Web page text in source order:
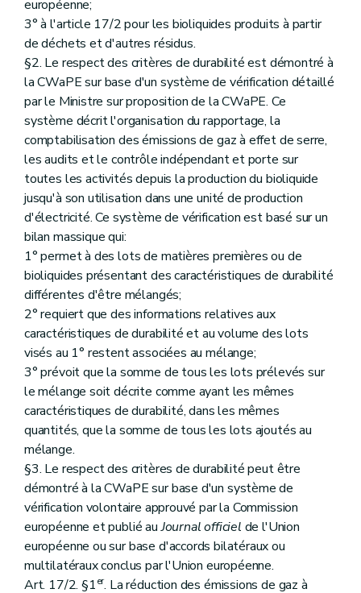
européenne;
3° à l'article 17/2 pour les bioliquides produits à partir
de déchets et d'autres résidus.
§2. Le respect des critères de durabilité est démontré à
la CWaPE sur base d'un système de vérification détaillé
par le Ministre sur proposition de la CWaPE. Ce
système décrit l'organisation du rapportage, la
comptabilisation des émissions de gaz à effet de serre,
les audits et le contrôle indépendant et porte sur
toutes les activités depuis la production du bioliquide
jusqu'à son utilisation dans une unité de production
d'électricité. Ce système de vérification est basé sur un
bilan massique qui:
1° permet à des lots de matières premières ou de
bioliquides présentant des caractéristiques de durabilité
différentes d'être mélangés;
2° requiert que des informations relatives aux
caractéristiques de durabilité et au volume des lots
visés au 1° restent associées au mélange;
3° prévoit que la somme de tous les lots prélevés sur
le mélange soit décrite comme ayant les mêmes
caractéristiques de durabilité, dans les mêmes
quantités, que la somme de tous les lots ajoutés au
mélange.
§3. Le respect des critères de durabilité peut être
démontré à la CWaPE sur base d'un système de
vérification volontaire approuvé par la Commission
européenne et publié auJournal officiel de l'Union
européenne ou sur base d'accords bilatéraux ou
multilatéraux conclus par l'Union européenne.
Art. 17/2. §1er. La réduction des émissions de gaz à